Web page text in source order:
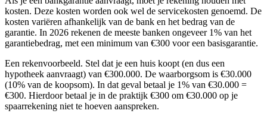
kosten. Deze kosten worden ook wel de servicekosten genoemd. De
kosten variëren afhankelijk van de bank en het bedrag van de
garantie. In 2026 rekenen de meeste banken ongeveer 1% van het
garantiebedrag, met een minimum van €300 voor een basisgarantie.
Een rekenvoorbeeld. Stel dat je een huis koopt (en dus een
hypotheek aanvraagt) van €300.000. De waarborgsom is €30.000
(10% van de koopsom). In dat geval betaal je 1% van €30.000 =
€300. Hierdoor betaal je in de praktijk €300 om €30.000 op je
spaarrekening niet te hoeven aanspreken.